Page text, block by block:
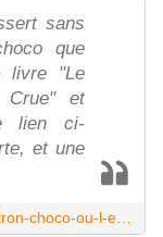
sans
que
livre "Le
Crue" et
lien ci-
et une